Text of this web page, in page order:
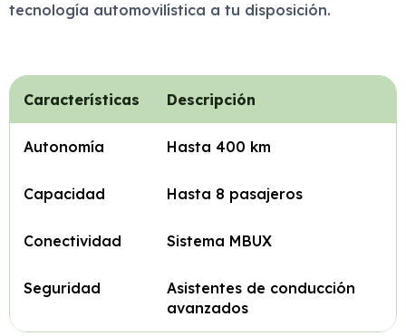
tecnología automovilística a tu disposición.
Características Descripción
Autonomía Hasta 400 km
Capacidad Hasta 8 pasajeros
Conectividad Sistema MBUX
Seguridad
Asistentes de conducción
avanzados